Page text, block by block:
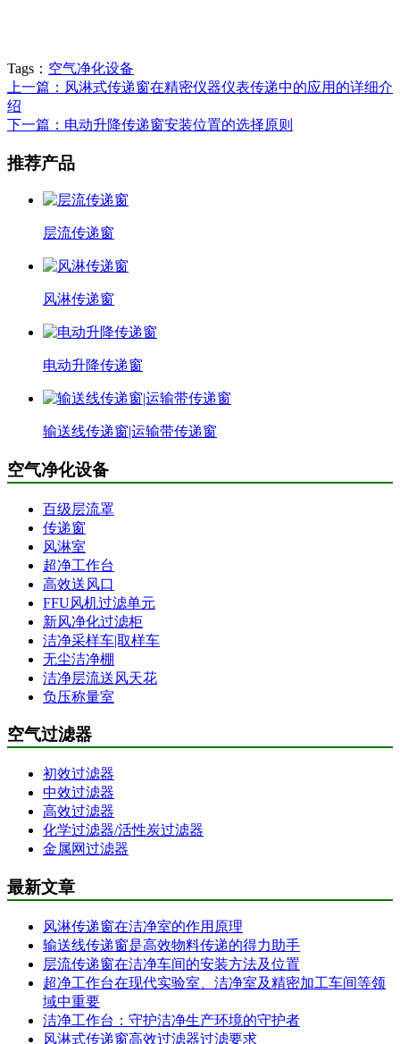
Tags： 空气净化设备
上一篇：风淋式传递窗在精密仪器仪表传递中的应用的详细介
绍
下一篇：电动升降传递窗安装位置的选择原则
推荐产品
层流传递窗
风淋传递窗
电动升降传递窗
输送线传递窗|运输带传递窗
空气净化设备
百级层流罩
传递窗
风淋室
超净工作台
高效送风口
FFU风机过滤单元
新风净化过滤柜
洁净采样车|取样车
无尘洁净棚
洁净层流送风天花
负压称量室
空气过滤器
初效过滤器
中效过滤器
高效过滤器
化学过滤器/活性炭过滤器
金属网过滤器
最新文章
风淋传递窗在洁净室的作用原理
输送线传递窗是高效物料传递的得力助手
层流传递窗在洁净车间的安装方法及位置
超净工作台在现代实验室、洁净室及精密加工车间等领
域中重要
洁净工作台：守护洁净生产环境的守护者
风淋式传递窗高效过滤器过滤要求